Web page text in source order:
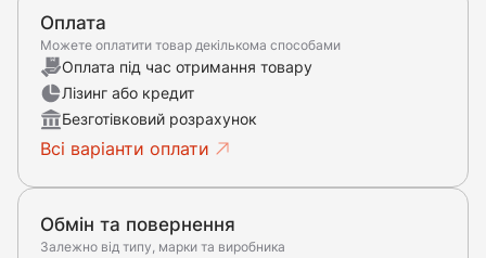
Оплата
Можете оплатити товар декількома способами
Оплата під час отримання товару
Лізинг або кредит
Безготівковий розрахунок
Всі варіанти оплати
Обмін та повернення
Залежно від типу, марки та виробника